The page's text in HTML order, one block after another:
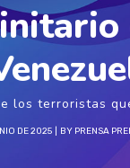
los terroristas
DE 2025 BY PRENSA